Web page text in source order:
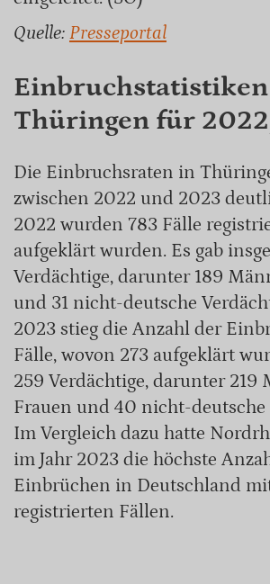
Quelle: Presseportal
Thüringen für
Die Einbruchsraten in
zwischen 2022 und 2023
2022 wurden 783 Fälle
aufgeklärt wurden. Es gab
Verdächtige, darunter 189
und 31 nicht-deutsche
2023 stieg die Anzahl der
Fälle, wovon 273 aufgeklärt
259 Verdächtige, darunter 219
Frauen und 40 nicht-deutsche
Im Vergleich dazu hatte
im Jahr 2023 die höchste
Einbrüchen in Deutschland
registrierten Fällen.